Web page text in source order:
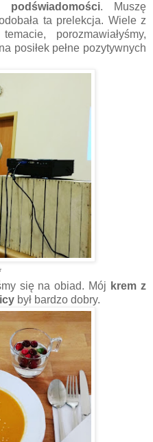
. Muszę
ta prelekcja. Wiele z
porozmawiałyśmy,
posiłek pełne pozytywnych
się na obiad. Mój krem z
był bardzo dobry.